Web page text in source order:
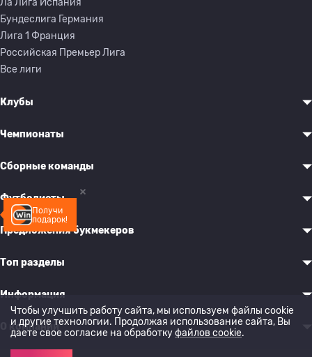
Получи
подарок!
Ла Лига Испания
Бундеслига Германия
Лига 1 Франция
Российская Премьер Лига
Все лиги
Клубы
Чемпионаты
Сборные команды
Футболисты
Предложения букмекеров
Топ разделы
Информация
О компании
Чтобы улучшить работу сайта, мы используем файлы cookie
и другие технологии. Продолжая использование сайта, Вы
даете свое согласие на обработкуфайлов cookie.